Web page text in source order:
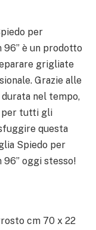
per
è un prodotto
grigliate
Grazie alle
nel tempo,
per tutti gli
questa
Spiedo per
oggi stesso!
cm 70 x 22